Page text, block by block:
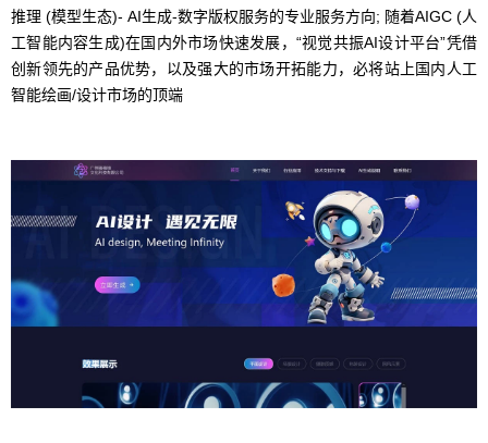
推理 (模型生态)- AI生成-数字版权服务的专业服务方向; 随着AIGC (人
工智能内容生成)在国内外市场快速发展，“视觉共振AI设计平台”凭借
创新领先的产品优势，以及强大的市场开拓能力，必将站上国内人工
智能绘画/设计市场的顶端